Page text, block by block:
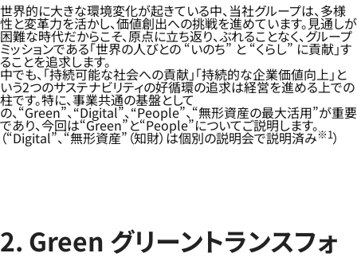
世界的に大きな環境変化が起きている中、当社グループは、多様
性と変革力を活かし、価値創出への挑戦を進めています。見通しが
困難な時代だからこそ、原点に立ち返り、ぶれることなく、グループ
ミッションである「世界の人びとの “いのち” と “くらし” に貢献」す
ることを追求します。
中でも、「持続可能な社会への貢献」「持続的な企業価値向上」と
いう2つのサステナビリティの好循環の追求は経営を進める上での
柱です。特に、事業共通の基盤として
の、“Green”、“Digital”、“People”、“無形資産の最大活用”が重要
であり、今回は“Green”と“People”についてご説明します。
（“Digital”、“無形資産”（知財）は個別の説明会で説明済み※1）
2. Green グリーントランスフォ